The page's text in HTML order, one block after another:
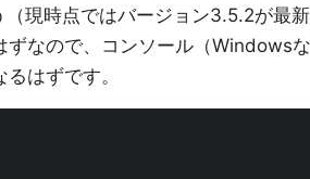
現時点ではバージョン3.5.2が最新
なので、コンソール（Windows
はずです。